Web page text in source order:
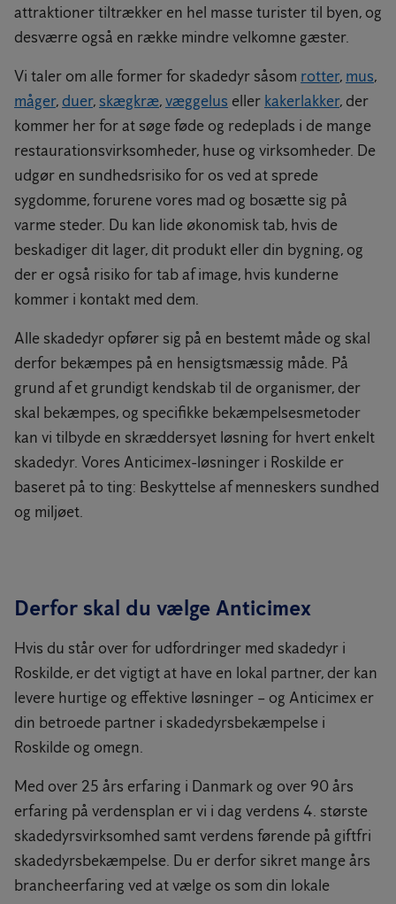
attraktioner tiltrækker en hel masse turister til byen, og
desværre også en række mindre velkomne gæster.
Vi taler om alle former for skadedyr såsom rotter, mus,
måger, duer,skægkræ,væggelus eller kakerlakker, der
kommer her for at søge føde og redeplads i de mange
restaurationsvirksomheder, huse og virksomheder. De
udgør en sundhedsrisiko for os ved at sprede
sygdomme, forurene vores mad og bosætte sig på
varme steder. Du kan lide økonomisk tab, hvis de
beskadiger dit lager, dit produkt eller din bygning, og
der er også risiko for tab af image, hvis kunderne
kommer i kontakt med dem.
Alle skadedyr opfører sig på en bestemt måde og skal
derfor bekæmpes på en hensigtsmæssig måde. På
grund af et grundigt kendskab til de organismer, der
skal bekæmpes, og specifikke bekæmpelsesmetoder
kan vi tilbyde en skræddersyet løsning for hvert enkelt
skadedyr. Vores Anticimex-løsninger i Roskilde er
baseret på to ting: Beskyttelse af menneskers sundhed
og miljøet.
Derfor skal du vælge Anticimex
Hvis du står over for udfordringer med skadedyr i
Roskilde, er det vigtigt at have en lokal partner, der kan
levere hurtige og effektive løsninger – og Anticimex er
din betroede partner i skadedyrsbekæmpelse i
Roskilde og omegn.
Med over 25 års erfaring i Danmark og over 90 års
erfaring på verdensplan er vi i dag verdens 4. største
skadedyrsvirksomhed samt verdens førende på giftfri
skadedyrsbekæmpelse. Du er derfor sikret mange års
brancheerfaring ved at vælge os som din lokale